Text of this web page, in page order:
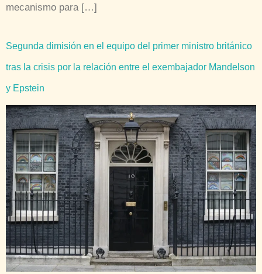
mecanismo para […]
Segunda dimisión en el equipo del primer ministro británico
tras la crisis por la relación entre el exembajador Mandelson
y Epstein